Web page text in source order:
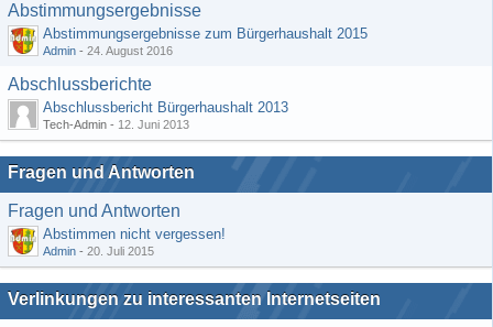
Abstimmungsergebnisse
Abstimmungsergebnisse zum Bürgerhaushalt 2015
Admin - 24. August 2016
Abschlussberichte
Abschlussbericht Bürgerhaushalt 2013
Tech-Admin - 12. Juni 2013
Fragen und Antworten
Fragen und Antworten
Abstimmen nicht vergessen!
Admin - 20. Juli 2015
Verlinkungen zu interessanten Internetseiten